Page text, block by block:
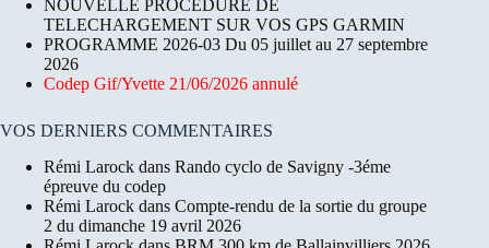
NOUVELLE PROCEDURE DE
TELECHARGEMENT SUR VOS GPS GARMIN
PROGRAMME 2026-03 Du 05 juillet au 27 septembre
2026
Codep Gif/Yvette 21/06/2026 annulé
VOS DERNIERS COMMENTAIRES
Rémi Larock dans Rando cyclo de Savigny -3éme
épreuve du codep
Rémi Larock dans Compte-rendu de la sortie du groupe
2 du dimanche 19 avril 2026